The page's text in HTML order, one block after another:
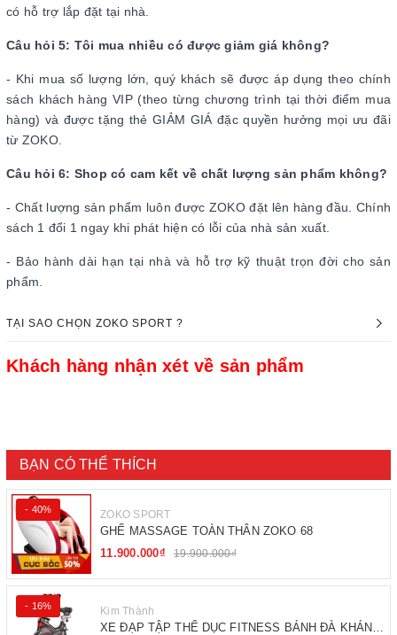
có hỗ trợ lắp đặt tại nhà.
Câu hỏi 5: Tôi mua nhiều có được giảm giá không?
- Khi mua số lượng lớn, quý khách sẽ được áp dụng theo chính
sách khách hàng VIP (theo từng chương trình tại thời điểm mua
hàng) và được tặng thẻ GIẢM GIÁ đặc quyền hưởng mọi ưu đãi
từ ZOKO.
Câu hỏi 6: Shop có cam kết về chất lượng sản phẩm không?
- Chất lượng sản phẩm luôn được ZOKO đặt lên hàng đầu. Chính
sách 1 đổi 1 ngay khi phát hiện có lỗi của nhà sản xuất.
- Bảo hành dài hạn tại nhà và hỗ trợ kỹ thuật trọn đời cho sản
phẩm.
TẠI SAO CHỌN ZOKO SPORT ?
Khách hàng nhận xét về sản phẩm
BẠN CÓ THỂ THÍCH
- 40% ZOKO SPORT
GHẾ MASSAGE TOÀN THÂN ZOKO 68
11.900.000₫
19.900.000₫
- 16% Kim Thành
XE ĐẠP TẬP THỂ DỤC FITNESS BÁNH ĐÀ KHÁNG